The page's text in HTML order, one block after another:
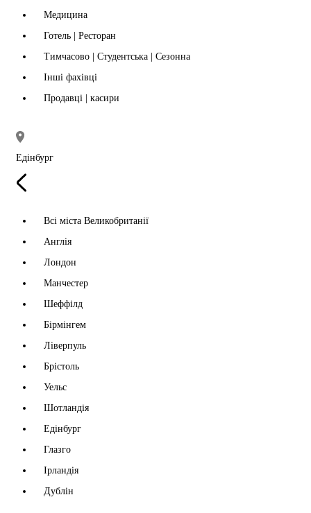
Медицина
Готель | Ресторан
Тимчасово | Студентська | Сезонна
Інші фахівці
Продавці | касири
Едінбург
Всі міста Великобританії
Англія
Лондон
Манчестер
Шеффілд
Бірмінгем
Ліверпуль
Брістоль
Уельс
Шотландія
Едінбург
Глазго
Ірландія
Дублін